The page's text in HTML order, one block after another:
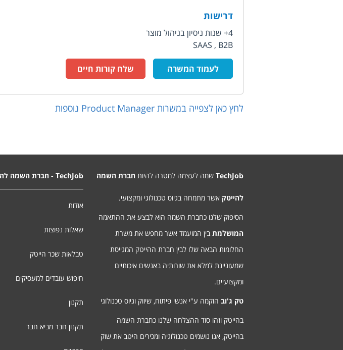
דרישות
4+ שנות ניסיון בניהול מוצר
SAAS , B2B
לעמוד המשרה שלח קורות חיים
לחץ כאן לצפייה במשרות Product Manager נוספות
TechJob שמה לעצמה למטרה להיות חברת השמה
להייטק אשר מתמחה בגיוס טכנולוגי ומקצועי.
הסיפוק שלנו כחברת השמה הוא לבצע את ההתאמה
המושלמת בין המועמד אשר מחפש את משרת
החלומות הבאה שלו לבין חברת ההייטק המגייסת
שמעוניינת למלא את שורותיה באנשים איכותיים
ומקצועיים.
טק ג'וב הוקמה ע"י אנשי פיתוח, שיווק וגיוס טכנולוגי
בהייטק וזהו סוד ההצלחה שלנו כחברת השמה
בהייטק, אנו נושמים טכנולוגיה ומכירים היטב את שוק
TechJob - חברת השמה להייטק
אודות
שאלות נפוצות
טבלאות שכר הייטק
חיפוש עובדים למעסיקים
תקנון
תקנון חבר מביא חבר